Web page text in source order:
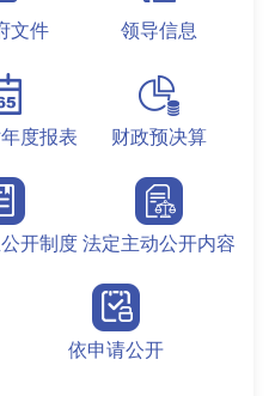
文件 领导信息
度报表 财政预决算
开制度法定主动公开内容
依申请公开